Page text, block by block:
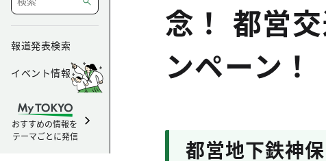
報道発表検索
イベント情報
おすすめの情報を
テーマごとに発信
念！ 都営
ンペーン！
都営地下鉄神